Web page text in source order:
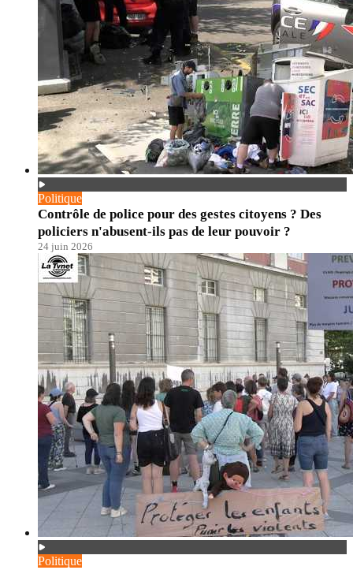
Politique
Contrôle de police pour des gestes citoyens ? Des
policiers n'abusent-ils pas de leur pouvoir ?
24 juin 2026
Politique